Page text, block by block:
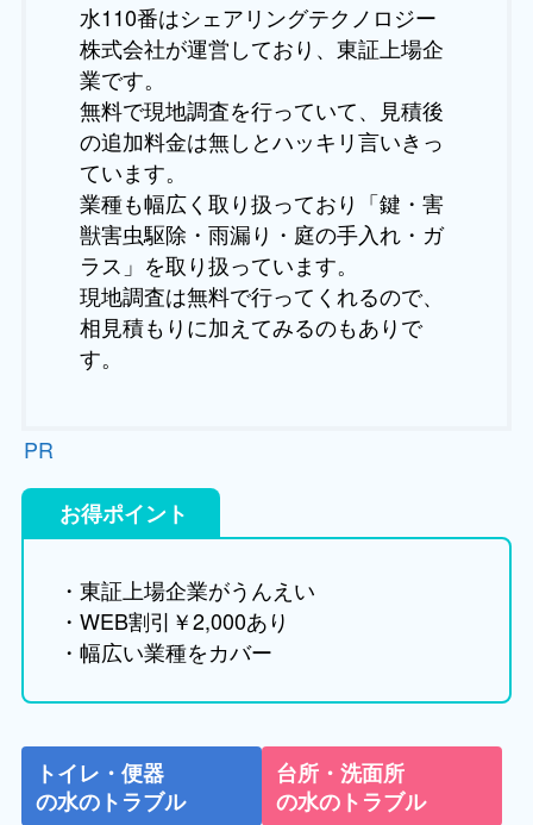
水110番はシェアリングテクノロジー
株式会社が運営しており、東証上場企
業です。
無料で現地調査を行っていて、見積後
の追加料金は無しとハッキリ言いきっ
ています。
業種も幅広く取り扱っており「鍵・害
獣害虫駆除・雨漏り・庭の手入れ・ガ
ラス」を取り扱っています。
現地調査は無料で行ってくれるので、
相見積もりに加えてみるのもありで
す。
PR
お得ポイント
・東証上場企業がうんえい
・WEB割引￥2,000あり
・幅広い業種をカバー
トイレ・便器
の水のトラブル
台所・洗面所
の水のトラブル